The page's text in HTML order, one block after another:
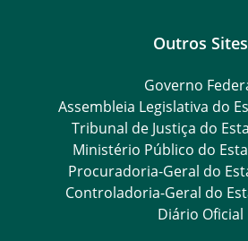
Outros Sites
Governo
Assembleia Legislativa do
Tribunal de Justiça do
Ministério Público do
Procuradoria-Geral do
Controladoria-Geral do
Diário Oficial